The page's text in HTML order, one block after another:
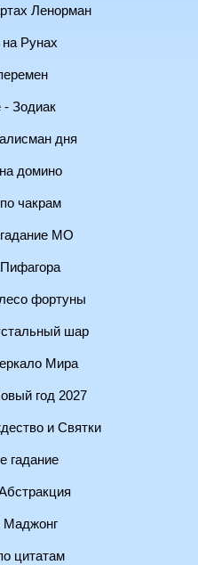
Ленорман
на Рунах
- Зодиак
дня
домино
чакрам
МО
фортуны
шар
Мира
год 2027
и Святки
гадание
Маджонг
цитатам